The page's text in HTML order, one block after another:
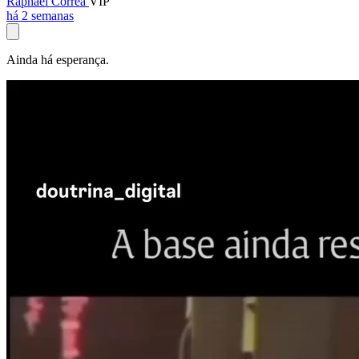
há 2 semanas
Ainda há esperança.